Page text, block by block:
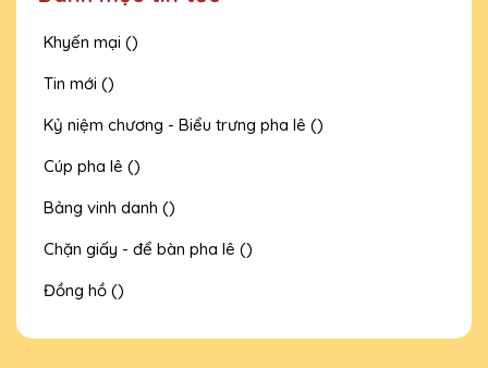
Khyến mại ()
Tin mới ()
Kỷ niệm chương - Biểu trưng pha lê ()
Cúp pha lê ()
Bảng vinh danh ()
Chặn giấy - để bàn pha lê ()
Đồng hồ ()